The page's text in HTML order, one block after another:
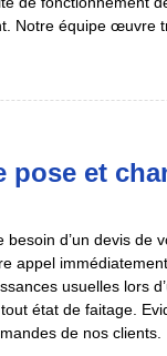
Notre équipe œuvre
pose et
d’un devis de
appel
usuelles lors
état de faitage.
de nos clients.